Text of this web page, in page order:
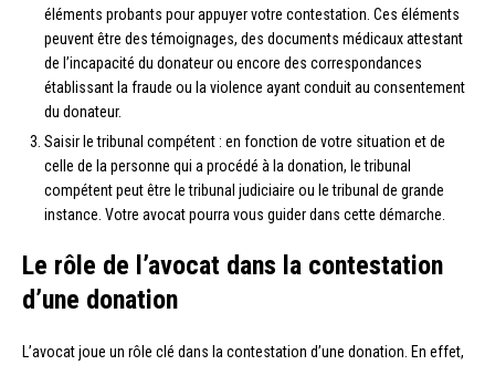
éléments probants pour appuyer votre contestation. Ces éléments
peuvent être des témoignages, des documents médicaux attestant
de l’incapacité du donateur ou encore des correspondances
établissant la fraude ou la violence ayant conduit au consentement
du donateur.
Saisir le tribunal compétent : en fonction de votre situation et de
celle de la personne qui a procédé à la donation, le tribunal
compétent peut être le tribunal judiciaire ou le tribunal de grande
instance. Votre avocat pourra vous guider dans cette démarche.
Le rôle de l’avocat dans la contestation
d’une donation
L’avocat joue un rôle clé dans la contestation d’une donation. En effet,